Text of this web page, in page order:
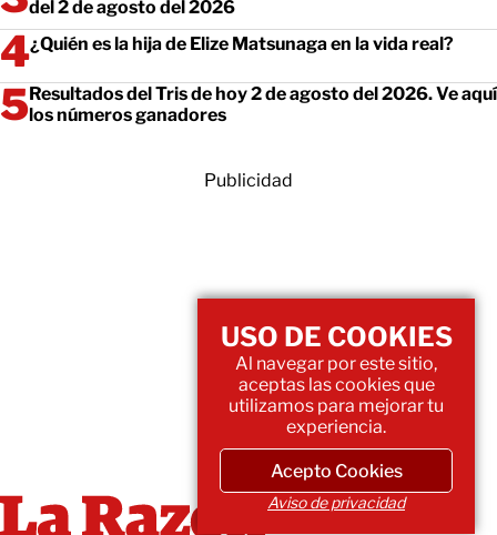
del 2 de agosto del 2026
¿Quién es la hija de Elize Matsunaga en la vida real?
Resultados del Tris de hoy 2 de agosto del 2026. Ve aquí
los números ganadores
Publicidad
USO DE COOKIES
Al navegar por este sitio,
aceptas las cookies que
utilizamos para mejorar tu
experiencia.
Acepto Cookies
Aviso de privacidad